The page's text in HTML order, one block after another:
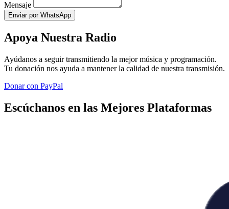
Mensaje
Enviar por WhatsApp
Apoya Nuestra Radio
Ayúdanos a seguir transmitiendo la mejor música y programación.
Tu donación nos ayuda a mantener la calidad de nuestra transmisión.
Donar con PayPal
Escúchanos en las Mejores Plataformas